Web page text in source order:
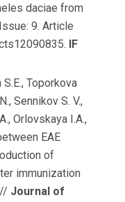
daciae from
9. Article
IF
S.E., Toporkova
Sennikov S. V.,
Orlovskaya I.A.,
EAE
of
immunization
Journal of